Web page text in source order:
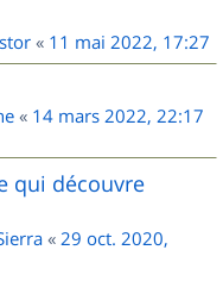
« 11 mai 2022, 17:27
« 14 mars 2022, 22:17
qui découvre
« 29 oct. 2020,